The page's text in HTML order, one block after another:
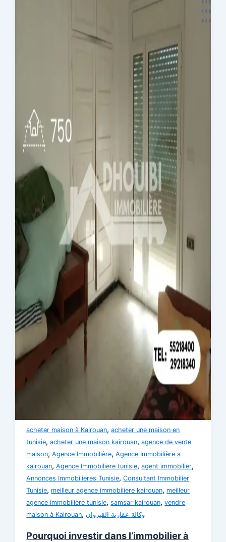
acheter maison à Kairouan,acheter une maison en
tunisie,acheter une maison kairouan,agence de vente
maison,Agence Immobilière,Agence Immobilière a
kairouan,Agence Immobiliere tunisie,agent immobilier,
Annonces Immobilieres Tunisie,Consultant Immobilier
Tunisie, meilleur agence immobiliere kairouan, meilleur
agence immobilière tunisie,samsar kairouan,vendre
maison à Kairouan, وكالة عقارية القيروان
Pourquoi investir dans l’immobilier à